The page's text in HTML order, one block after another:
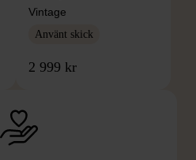
Vintage
Använt skick
2 999 kr